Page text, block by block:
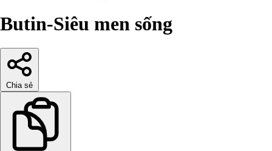
Butin-Siêu men sống
Chia sẻ